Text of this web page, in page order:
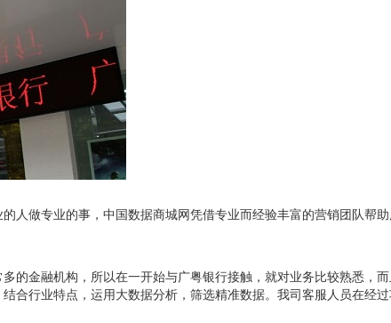
人做专业的事，中国数据商城网凭借专业而经验丰富的营销团队帮
的金融机构，所以在一开始与广粤银行接触，就对业务比较熟悉，
合行业特点，运用大数据分析，筛选精准数据。我司客服人员在经